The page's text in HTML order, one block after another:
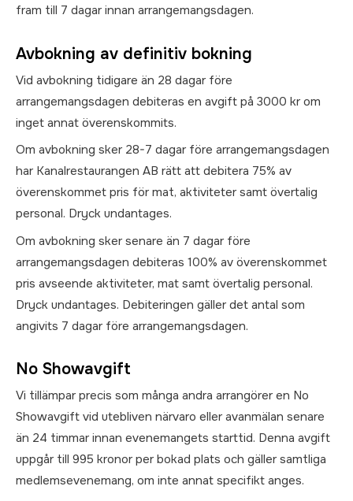
fram till 7 dagar innan arrangemangsdagen.
Avbokning av definitiv bokning
Vid avbokning tidigare än 28 dagar före
arrangemangsdagen debiteras en avgift på 3000 kr om
inget annat överenskommits.
Om avbokning sker 28-7 dagar före arrangemangsdagen
har Kanalrestaurangen AB rätt att debitera 75% av
överenskommet pris för mat, aktiviteter samt övertalig
personal. Dryck undantages.
Om avbokning sker senare än 7 dagar före
arrangemangsdagen debiteras 100% av överenskommet
pris avseende aktiviteter, mat samt övertalig personal.
Dryck undantages. Debiteringen gäller det antal som
angivits 7 dagar före arrangemangsdagen.
No Showavgift
Vi tillämpar precis som många andra arrangörer en No
Showavgift vid utebliven närvaro eller avanmälan senare
än 24 timmar innan evenemangets starttid. Denna avgift
uppgår till 995 kronor per bokad plats och gäller samtliga
medlemsevenemang, om inte annat specifikt anges.